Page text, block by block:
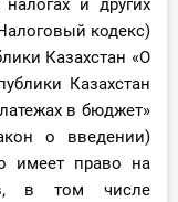
и других
кодекс)
Казахстан «О
Казахстан
в бюджет»
о введении)
имеет право на
в том числе